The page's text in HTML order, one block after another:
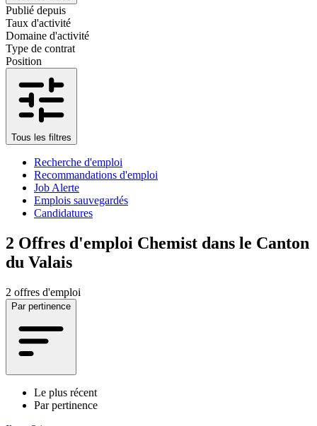
Publié depuis
Taux d'activité
Domaine d'activité
Type de contrat
Position
Tous les filtres
Recherche d'emploi
Recommandations d'emploi
Job Alerte
Emplois sauvegardés
Candidatures
2 Offres d'emploi Chemist dans le Canton
du Valais
2 offres d'emploi
Par pertinence
Le plus récent
Par pertinence